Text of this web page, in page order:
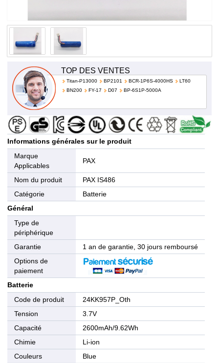
TOP DES VENTES
Titan-P13000 BP2101 BCR-1P6S-4000HS
LT60
BN200
FY-17 D07 BP-6S1P-5000A
Informations générales sur le produit
Marque
Applicables
PAX
Nom du produit
PAX IS486
Catégorie
Batterie
Général
Type de
périphérique
Garantie
1 an de garantie, 30 jours remboursé
Options de
paiement
Batterie
Code de produit
24KK957P_Oth
Tension
3.7V
Capacité
2600mAh/9.62Wh
Chimie
Li-ion
Couleurs
Blue